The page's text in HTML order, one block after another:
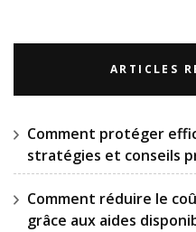
ARTICLES
Comment protéger
stratégies et conseils
Comment réduire le
grâce aux aides